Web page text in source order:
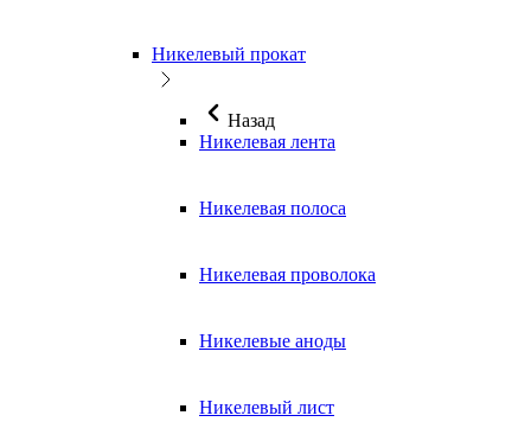
Никелевый прокат
Назад
Никелевая лента
Никелевая полоса
Никелевая проволока
Никелевые аноды
Никелевый лист